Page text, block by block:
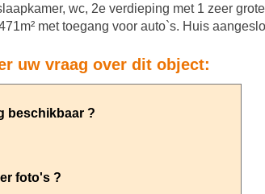
wc, 2e verdieping met 1 zeer
met toegang voor auto`s. Huis
uw vraag over dit object: